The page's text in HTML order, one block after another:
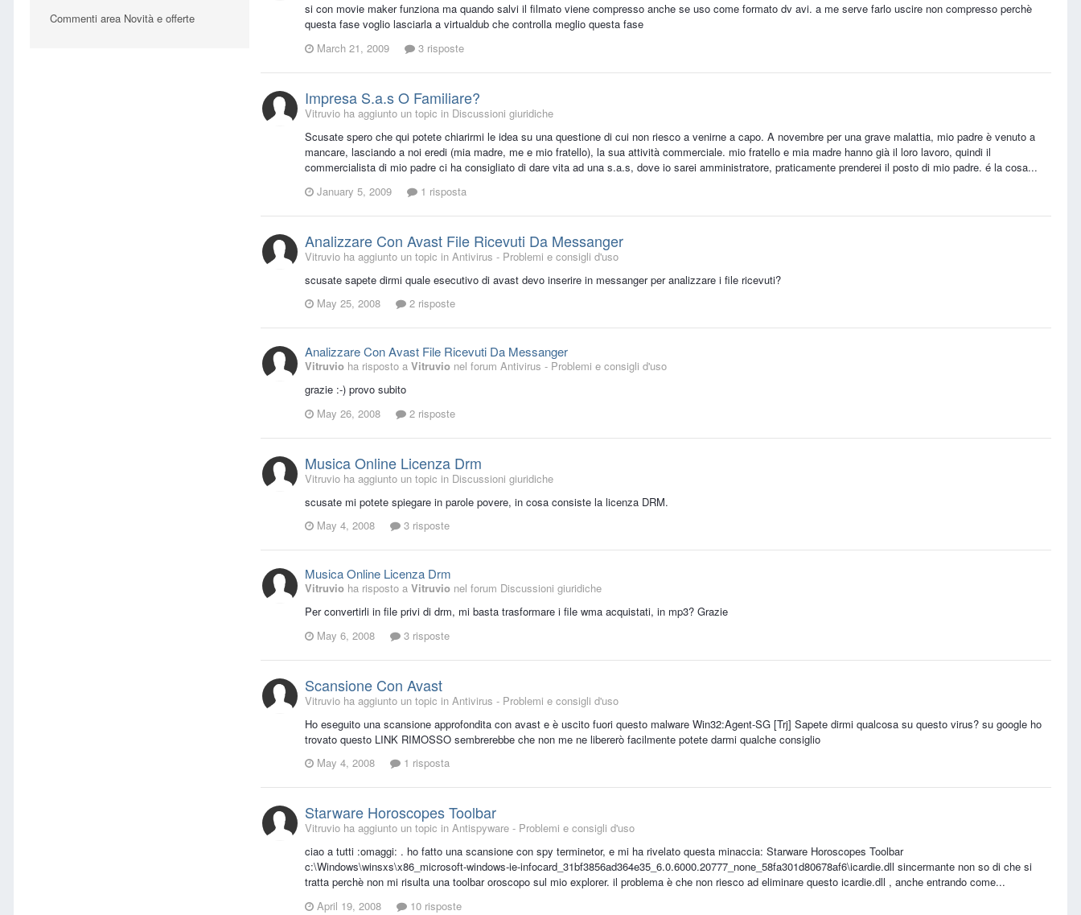
Commenti area Novità e offerte
si con movie maker funziona ma quando salvi il filmato viene compresso anche se uso come formato dv avi. a me serve farlo uscire non compresso perchè
questa fase voglio lasciarla a virtualdub che controlla meglio questa fase
March 21, 2009
3 risposte
Impresa S.a.s O Familiare?
Vitruvio ha aggiunto un topic in Discussioni giuridiche
Scusate spero che qui potete chiarirmi le idea su una questione di cui non riesco a venirne a capo. A novembre per una grave malattia, mio padre è venuto a
mancare, lasciando a noi eredi (mia madre, me e mio fratello), la sua attività commerciale. mio fratello e mia madre hanno già il loro lavoro, quindi il
commercialista di mio padre ci ha consigliato di dare vita ad una s.a.s, dove io sarei amministratore, praticamente prenderei il posto di mio padre. é la cosa...
January 5, 2009
1 risposta
Analizzare Con Avast File Ricevuti Da Messanger
Vitruvio ha aggiunto un topic in Antivirus - Problemi e consigli d'uso
scusate sapete dirmi quale esecutivo di avast devo inserire in messanger per analizzare i file ricevuti?
May 25, 2008
2 risposte
Analizzare Con Avast File Ricevuti Da Messanger
Vitruvio ha risposto a Vitruvio nel forum Antivirus - Problemi e consigli d'uso
grazie :-) provo subito
May 26, 2008
2 risposte
Musica Online Licenza Drm
Vitruvio ha aggiunto un topic in Discussioni giuridiche
scusate mi potete spiegare in parole povere, in cosa consiste la licenza DRM.
May 4, 2008
3 risposte
Musica Online Licenza Drm
Vitruvio ha risposto a Vitruvio nel forum Discussioni giuridiche
Per convertirli in file privi di drm, mi basta trasformare i file wma acquistati, in mp3? Grazie
May 6, 2008
3 risposte
Scansione Con Avast
Vitruvio ha aggiunto un topic in Antivirus - Problemi e consigli d'uso
Ho eseguito una scansione approfondita con avast e è uscito fuori questo malware Win32:Agent-SG [Trj] Sapete dirmi qualcosa su questo virus? su google ho
trovato questo LINK RIMOSSO sembrerebbe che non me ne libererò facilmente potete darmi qualche consiglio
May 4, 2008
1 risposta
Starware Horoscopes Toolbar
Vitruvio ha aggiunto un topic in Antispyware - Problemi e consigli d'uso
ciao a tutti :omaggi: . ho fatto una scansione con spy terminetor, e mi ha rivelato questa minaccia: Starware Horoscopes Toolbar
c:\Windows\winsxs\x86_microsoft-windows-ie-infocard_31bf3856ad364e35_6.0.6000.20777_none_58fa301d80678af6\icardie.dll sincermante non so di che si
tratta perchè non mi risulta una toolbar oroscopo sul mio explorer. il problema è che non riesco ad eliminare questo icardie.dll , anche entrando come...
April 19, 2008
10 risposte